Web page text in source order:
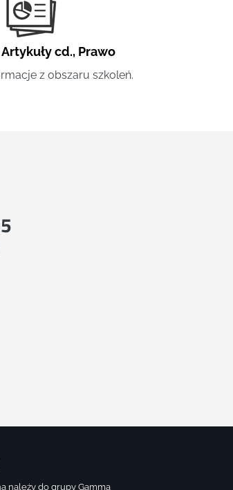
Artykuły cd., Prawo
z obszaru szkoleń.
należy do grupy Gamma